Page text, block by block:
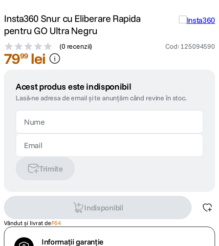
Insta360 Snur cu Eliberare Rapida
pentru GO Ultra Negru
(0 recenzii) Cod: 125094590
7999 lei
Acest produs este indisponibil
Lasă-ne adresa de email și te anunțăm când revine în stoc.
Trimite
Indisponibil
Vândut și livrat deF64
Informații garanție